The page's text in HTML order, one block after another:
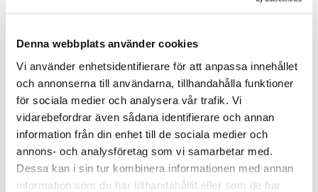
Denna webbplats använder cookies
Vi använder enhetsidentifierare för att anpassa innehållet
och annonserna till användarna, tillhandahålla funktioner
för sociala medier och analysera vår trafik. Vi
vidarebefordrar även sådana identifierare och annan
information från din enhet till de sociala medier och
annons- och analysföretag som vi samarbetar med.
Dessa kan i sin tur kombinera informationen med annan
information som du har tillhandahållit eller som de har
Ann Skum
Babytofflor
350 kr